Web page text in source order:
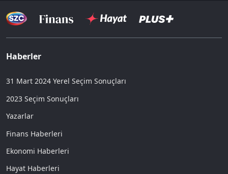
Haberler
31 Mart 2024 Yerel Seçim Sonuçları
2023 Seçim Sonuçları
Yazarlar
Finans Haberleri
Ekonomi Haberleri
Hayat Haberleri